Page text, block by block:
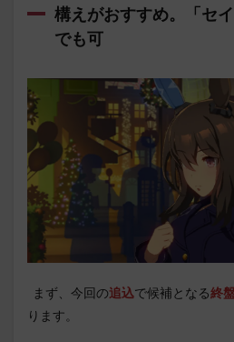
構えがおすすめ。「セ
でも可
まず、今回の追込で候補となる終
ります。